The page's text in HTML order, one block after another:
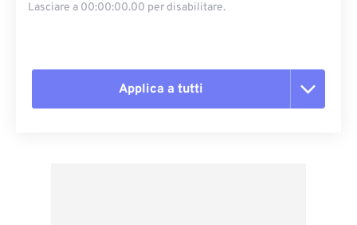
Lasciare a 00:00:00.00 per disabilitare.
Applica a tutti